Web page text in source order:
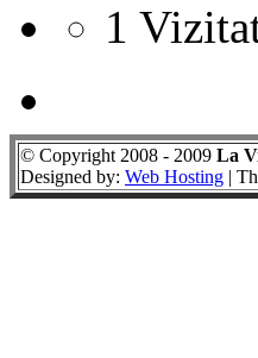
1
© Copyright 2008 - 2009 La
Designed by: Web Hosting |